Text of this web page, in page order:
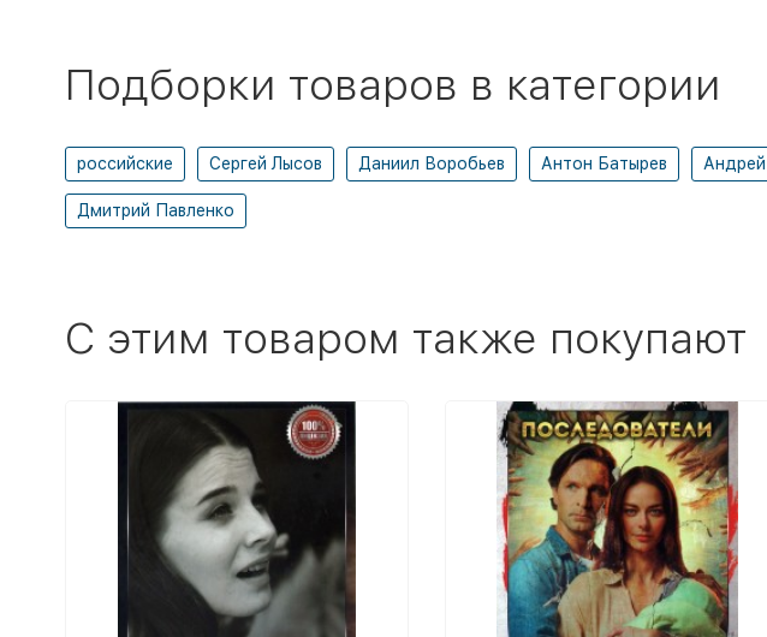
Подборки товаров в категории
российские Сергей Лысов Даниил Воробьев Антон Батырев
Дмитрий Павленко
C этим товаром также покупают